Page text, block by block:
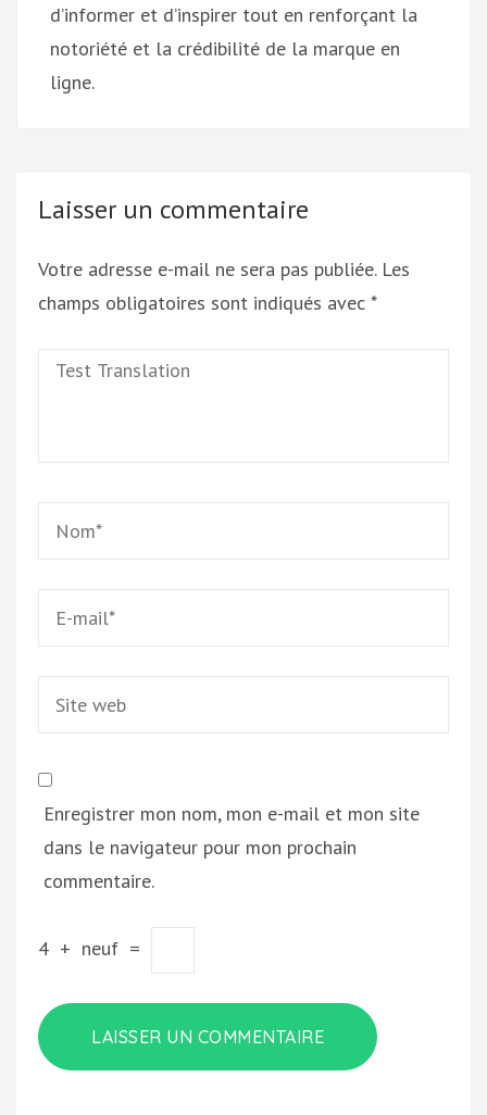
d’informer et d’inspirer tout en renforçant la
notoriété et la crédibilité de la marque en
ligne.
Laisser un commentaire
Votre adresse e-mail ne sera pas publiée. Les
champs obligatoires sont indiqués avec *
Test
Enregistrer mon nom, mon e-mail et mon site
dans le navigateur pour mon prochain
commentaire.
4 + neuf =